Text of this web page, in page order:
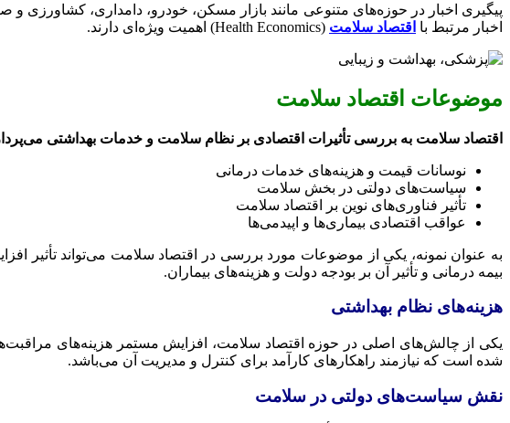
پیگیری اخبار در حوزه‌های متنوعی مانند بازار مسکن، خودرو، دامداری، کشاورزی و
اخبار مرتبط با اقتصاد سلامت (Health Economics) اهمیت ویژه‌ای دارند.
موضوعات اقتصاد سلامت
اقتصاد سلامت به بررسی تأثیرات اقتصادی بر نظام سلامت و خدمات بهداشتی
نوسانات قیمت و هزینه‌های خدمات درمانی
سیاست‌های دولتی در بخش سلامت
تأثیر فناوری‌های نوین بر اقتصاد سلامت
عواقب اقتصادی بیماری‌ها و اپیدمی‌ها
به عنوان نمونه، یکی از موضوعات مورد بررسی در اقتصاد سلامت می‌تواند تأثیر
بیمه درمانی و تأثیر آن بر بودجه دولت و هزینه‌های بیماران.
هزینه‌های نظام بهداشتی
یکی از چالش‌های اصلی در حوزه اقتصاد سلامت، افزایش مستمر هزینه‌های
شده است که نیازمند راهکارهای کارآمد برای کنترل و مدیریت آن می‌باشد.
نقش سیاست‌های دولتی در سلامت